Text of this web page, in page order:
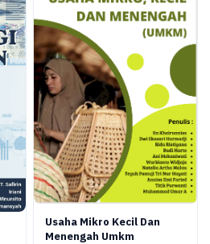
Usaha Mikro Kecil Dan
Menengah Umkm